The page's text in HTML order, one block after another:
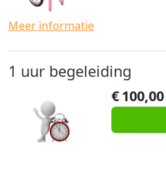
Meer informatie
1 uur begeleiding
€100,00